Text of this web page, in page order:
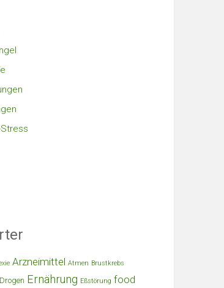
Arzneimittel Atmen Brustkrebs
Drogen Ernährung Eßstörung food